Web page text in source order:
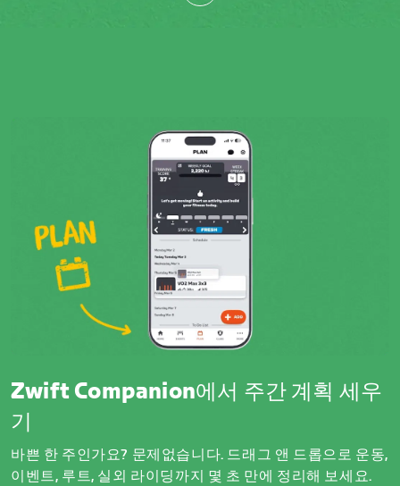
Zwift Companion에서 주간 계획 세우
기
바쁜 한 주인가요? 문제없습니다. 드래그 앤 드롭으로 운동,
이벤트, 루트, 실외 라이딩까지 몇 초 만에 정리해 보세요.